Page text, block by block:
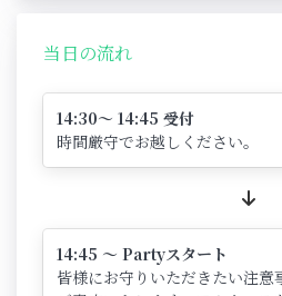
当日の流れ
14:30～ 14:45 受付
時間厳守でお越しください。
14:45 ～ Partyスタート
皆様にお守りいただきたい注意